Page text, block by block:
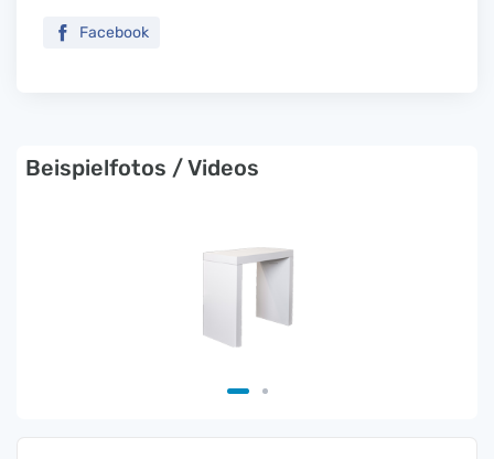
Facebook
Beispielfotos / Videos